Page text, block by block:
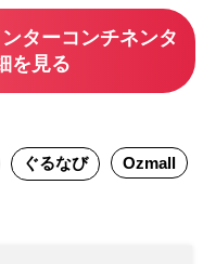
ン、ビール、カシス・
レンジジュース、ウー
ル ■料理■ ※追
ドブル～芸術家が愛し
ターコンチネンタ
を見る
ぐるなび Ozmall